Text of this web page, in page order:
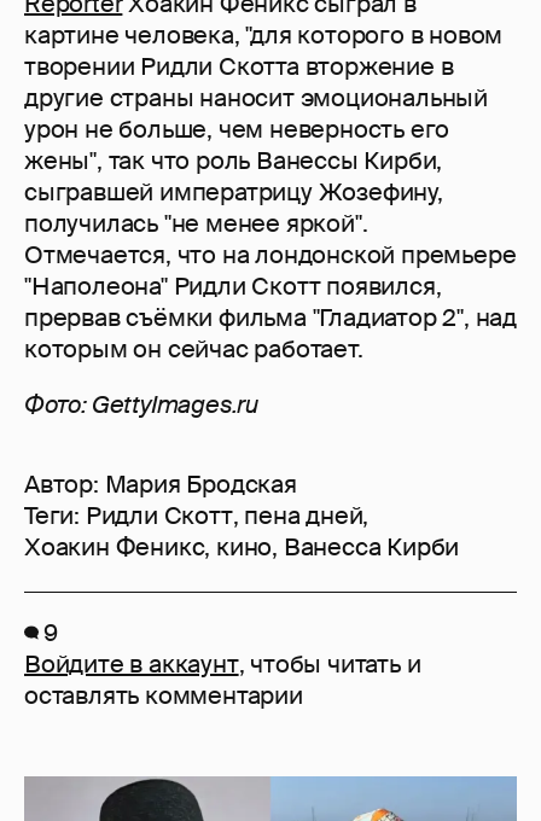
картине человека, "для которого в новом
творении Ридли Скотта вторжение в
другие страны наносит эмоциональный
урон не больше, чем неверность его
жены", так что роль Ванессы Кирби,
сыгравшей императрицу Жозефину,
получилась "не менее яркой".
Отмечается, что на лондонской премьере
"Наполеона" Ридли Скотт появился,
прервав съёмки фильма "Гладиатор 2", над
которым он сейчас работает.
Фото: GettyImages.ru
Автор: Мария Бродская
Теги: Ридли Скотт, пена дней,
Хоакин Феникс, кино, Ванесса Кирби
9
Войдите в аккаунт, чтобы читать и
оставлять комментарии